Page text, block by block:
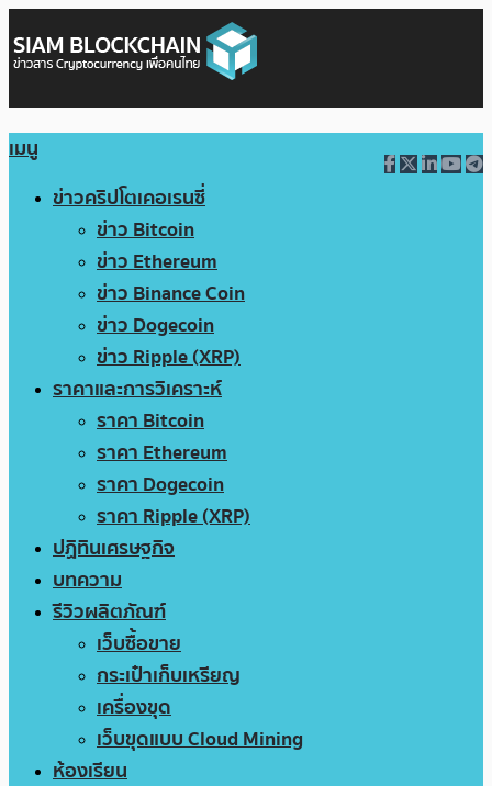
เมนู
ข่าวคริปโตเคอเรนซี่
ข่าว Bitcoin
ข่าว Ethereum
ข่าว Binance Coin
ข่าว Dogecoin
ข่าว Ripple (XRP)
ราคาและการวิเคราะห์
ราคา Bitcoin
ราคา Ethereum
ราคา Dogecoin
ราคา Ripple (XRP)
ปฏิทินเศรษฐกิจ
บทความ
รีวิวผลิตภัณฑ์
เว็บซื้อขาย
กระเป๋าเก็บเหรียญ
เครื่องขุด
เว็บขุดแบบ Cloud Mining
ห้องเรียน